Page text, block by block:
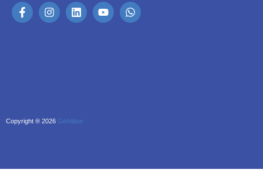
Copyright ® 2026 GetValue